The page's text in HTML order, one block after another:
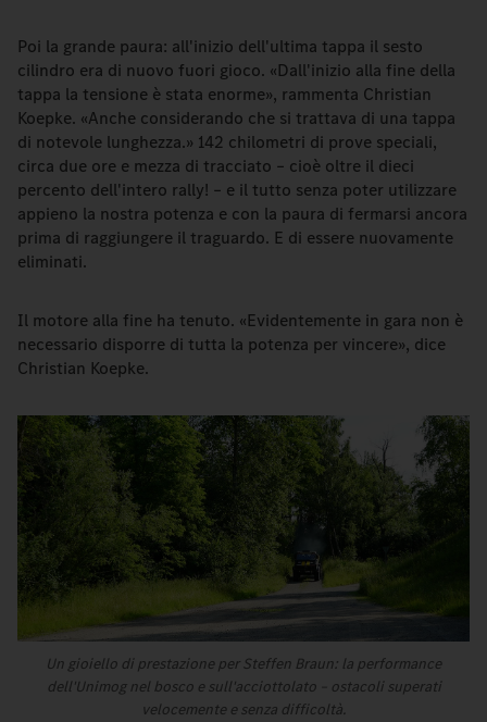
Poi la grande paura: all'inizio dell'ultima tappa il sesto
cilindro era di nuovo fuori gioco. «Dall'inizio alla fine della
tappa la tensione è stata enorme», rammenta Christian
Koepke. «Anche considerando che si trattava di una tappa
di notevole lunghezza.» 142 chilometri di prove speciali,
circa due ore e mezza di tracciato – cioè oltre il dieci
percento dell'intero rally! – e il tutto senza poter utilizzare
appieno la nostra potenza e con la paura di fermarsi ancora
prima di raggiungere il traguardo. E di essere nuovamente
eliminati.
Il motore alla fine ha tenuto. «Evidentemente in gara non è
necessario disporre di tutta la potenza per vincere», dice
Christian Koepke.
Un gioiello di prestazione per Steffen Braun: la performance
dell'Unimog nel bosco e sull'acciottolato – ostacoli superati
velocemente e senza difficoltà.